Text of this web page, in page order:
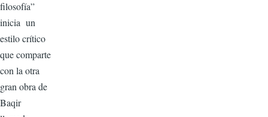
filosofía”
inicia un
estilo crítico
que comparte
con la otra
gran obra de
Baqir